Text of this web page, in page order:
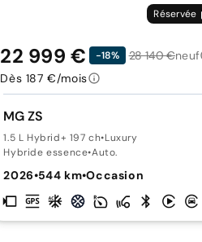
Réservée
MG ZS
1.5 L Hybrid+ 197 ch•Luxury
Hybride essence•Auto.
2026•544 km•Occasion
22 999 € -18% 28 140 €neuf
Dès 187 €/mois